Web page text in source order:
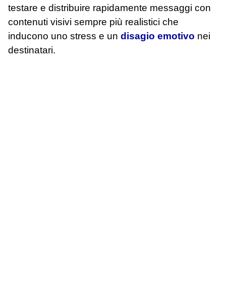
testare e distribuire rapidamente messaggi con
contenuti visivi sempre più realistici che
inducono uno stress e un disagio emotivo nei
destinatari.